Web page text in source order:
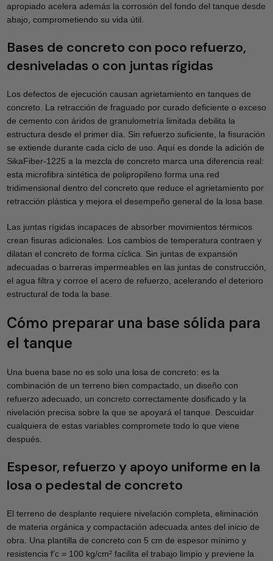
apropiado acelera además la corrosión del fondo del tanque desde
abajo, comprometiendo su vida útil.
Bases de concreto con poco refuerzo,
desniveladas o con juntas rígidas
Los defectos de ejecución causan agrietamiento en tanques de
concreto. La retracción de fraguado por curado deficiente o exceso
de cemento con áridos de granulometría limitada debilita la
estructura desde el primer día. Sin refuerzo suficiente, la fisuración
se extiende durante cada ciclo de uso. Aquí es donde la adición de
SikaFiber‑1225 a la mezcla de concreto marca una diferencia real:
esta microfibra sintética de polipropileno forma una red
tridimensional dentro del concreto que reduce el agrietamiento por
retracción plástica y mejora el desempeño general de la losa base.
Las juntas rígidas incapaces de absorber movimientos térmicos
crean fisuras adicionales. Los cambios de temperatura contraen y
dilatan el concreto de forma cíclica. Sin juntas de expansión
adecuadas o barreras impermeables en las juntas de construcción,
el agua filtra y corroe el acero de refuerzo, acelerando el deterioro
estructural de toda la base.
Cómo preparar una base sólida para
el tanque
Una buena base no es solo una losa de concreto: es la
combinación de un terreno bien compactado, un diseño con
refuerzo adecuado, un concreto correctamente dosificado y la
nivelación precisa sobre la que se apoyará el tanque. Descuidar
cualquiera de estas variables compromete todo lo que viene
después.
Espesor, refuerzo y apoyo uniforme en la
losa o pedestal de concreto
El terreno de desplante requiere nivelación completa, eliminación
de materia orgánica y compactación adecuada antes del inicio de
obra. Una plantilla de concreto con 5 cm de espesor mínimo y
resistencia f’c = 100 kg/cm² facilita el trabajo limpio y previene la